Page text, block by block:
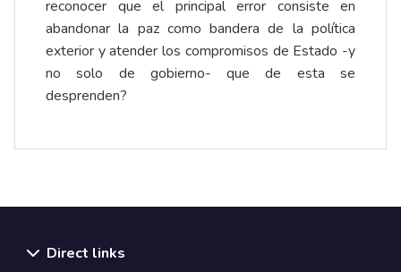
reconocer que el principal error consiste en
abandonar la paz como bandera de la política
exterior y atender los compromisos de Estado -y
no solo de gobierno- que de esta se
desprenden?
Direct links